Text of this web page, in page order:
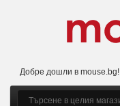
Добре дошли в mouse.bg!